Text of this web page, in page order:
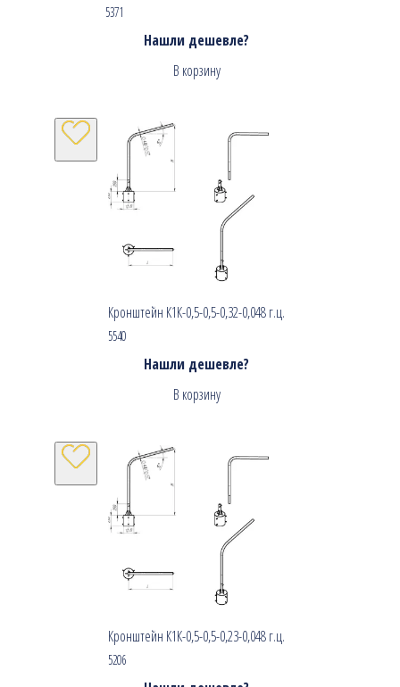
5371
Нашли дешевле?
В корзину
Кронштейн К1К-0,5-0,5-0,32-0,048 г.ц.
5540
Нашли дешевле?
В корзину
Кронштейн К1К-0,5-0,5-0,23-0,048 г.ц.
5206